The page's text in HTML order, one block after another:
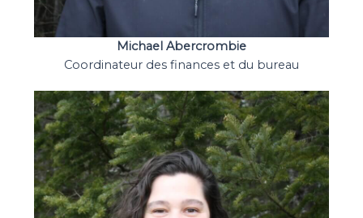
Michael Abercrombie
Coordinateur des finances et du bureau